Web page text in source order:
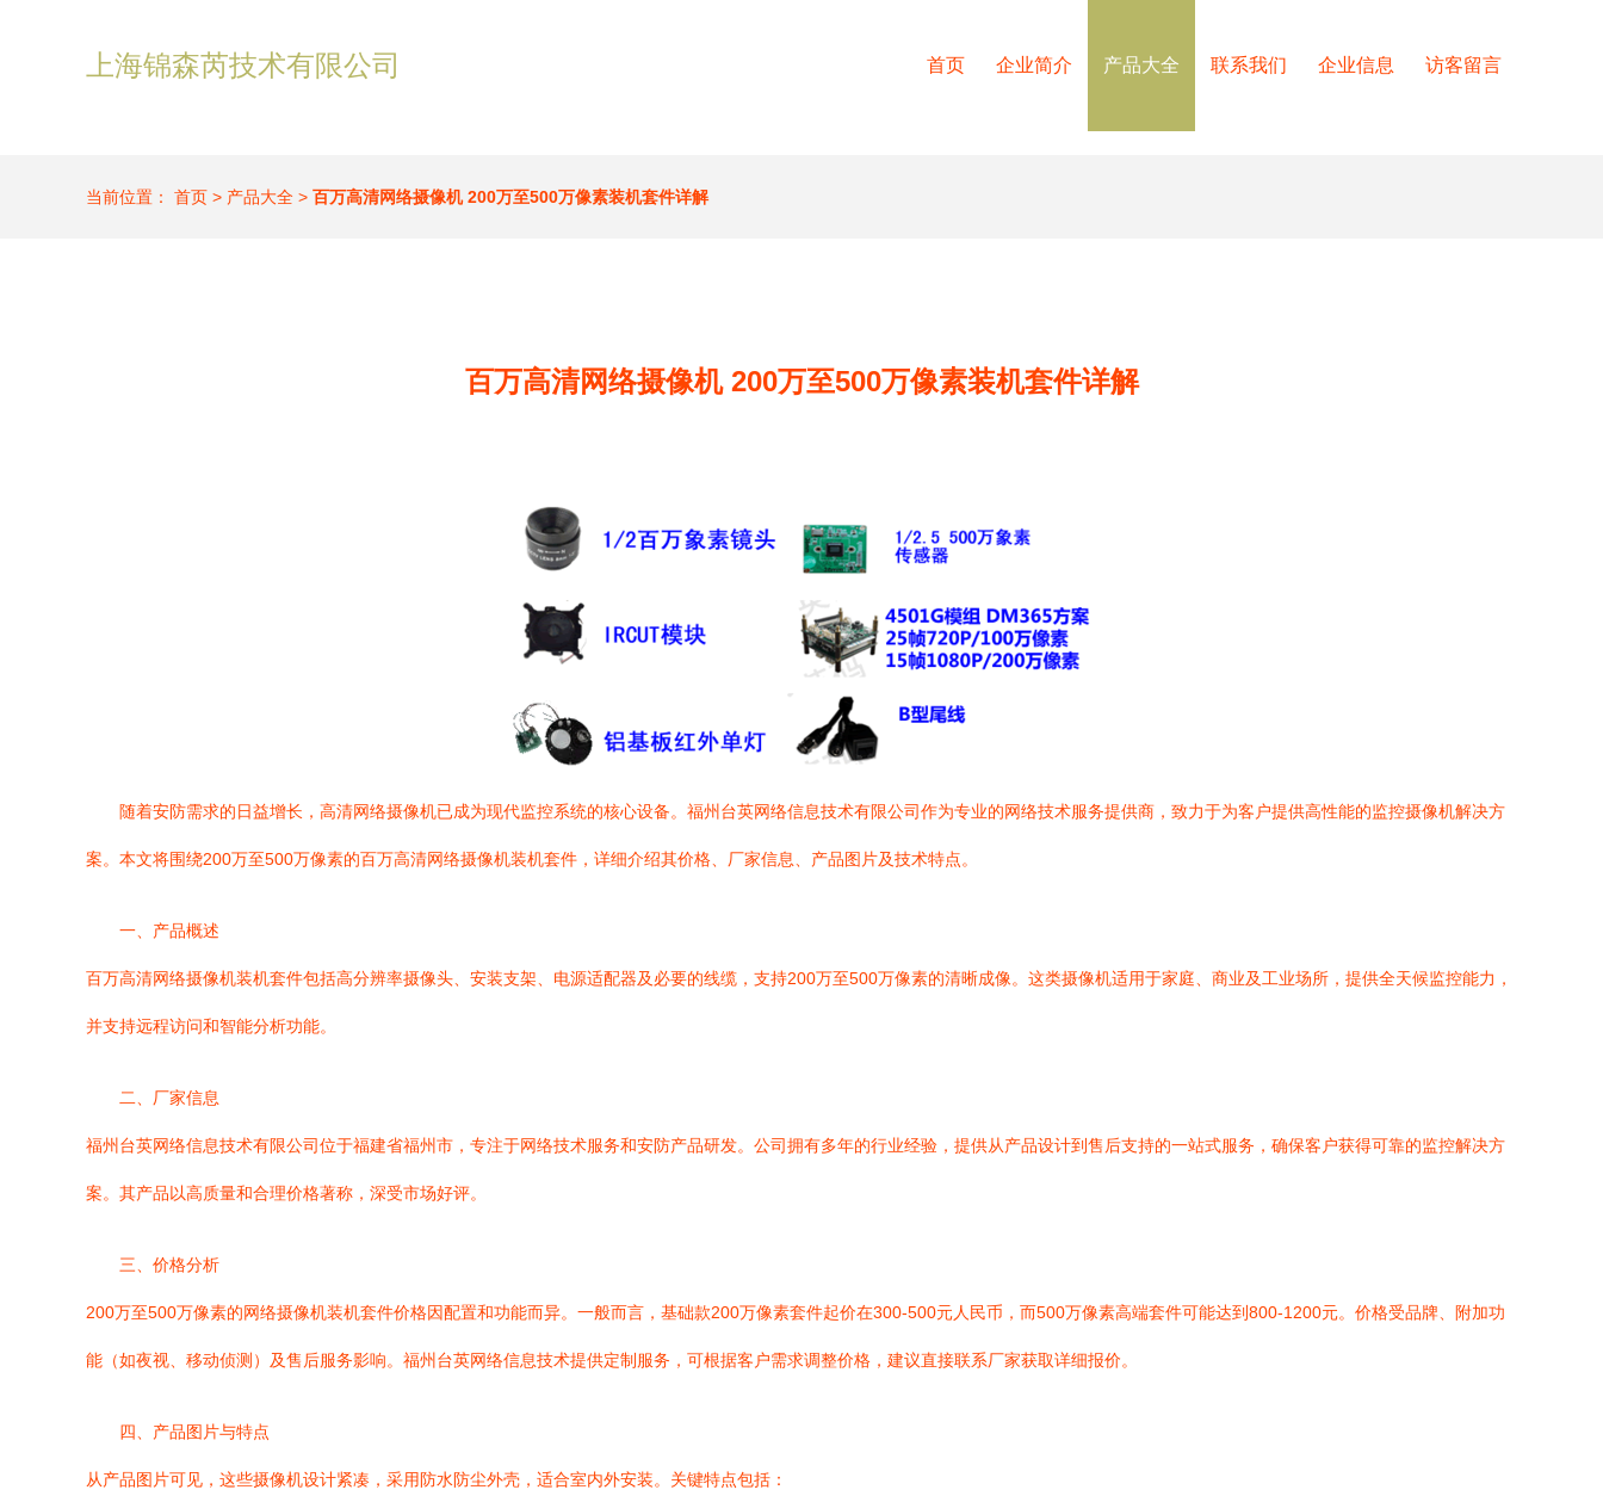
上海锦森芮技术有限公司 首页 企业简介 产品大全 联系我们 企业信息 访客留言
当前位置： 首页 > 产品大全 > 百万高清网络摄像机 200万至500万像素装机套件详解
百万高清网络摄像机 200万至500万像素装机套件详解
随着安防需求的日益增长，高清网络摄像机已成为现代监控系统的核心设备。福州台英网络信息技术有限公司作为专业的网络技术服务提供商，致力于为客户提供高性能的监控摄像机解决方
案。本文将围绕200万至500万像素的百万高清网络摄像机装机套件，详细介绍其价格、厂家信息、产品图片及技术特点。
一、产品概述
百万高清网络摄像机装机套件包括高分辨率摄像头、安装支架、电源适配器及必要的线缆，支持200万至500万像素的清晰成像。这类摄像机适用于家庭、商业及工业场所，提供全天候监控能力，
并支持远程访问和智能分析功能。
二、厂家信息
福州台英网络信息技术有限公司位于福建省福州市，专注于网络技术服务和安防产品研发。公司拥有多年的行业经验，提供从产品设计到售后支持的一站式服务，确保客户获得可靠的监控解决方
案。其产品以高质量和合理价格著称，深受市场好评。
三、价格分析
200万至500万像素的网络摄像机装机套件价格因配置和功能而异。一般而言，基础款200万像素套件起价在300-500元人民币，而500万像素高端套件可能达到800-1200元。价格受品牌、附加功
能（如夜视、移动侦测）及售后服务影响。福州台英网络信息技术提供定制服务，可根据客户需求调整价格，建议直接联系厂家获取详细报价。
四、产品图片与特点
从产品图片可见，这些摄像机设计紧凑，采用防水防尘外壳，适合室内外安装。关键特点包括：